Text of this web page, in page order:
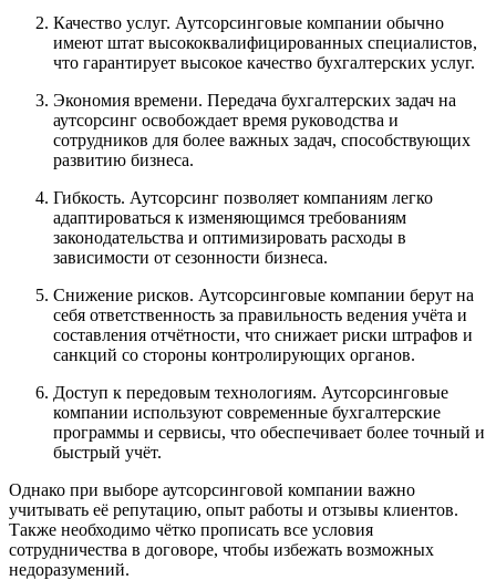
Качество услуг. Аутсорсинговые компании обычно
имеют штат высококвалифицированных специалистов,
что гарантирует высокое качество бухгалтерских услуг.
Экономия времени. Передача бухгалтерских задач на
аутсорсинг освобождает время руководства и
сотрудников для более важных задач, способствующих
развитию бизнеса.
Гибкость. Аутсорсинг позволяет компаниям легко
адаптироваться к изменяющимся требованиям
законодательства и оптимизировать расходы в
зависимости от сезонности бизнеса.
Снижение рисков. Аутсорсинговые компании берут на
себя ответственность за правильность ведения учёта и
составления отчётности, что снижает риски штрафов и
санкций со стороны контролирующих органов.
Доступ к передовым технологиям. Аутсорсинговые
компании используют современные бухгалтерские
программы и сервисы, что обеспечивает более точный и
быстрый учёт.
Однако при выборе аутсорсинговой компании важно
учитывать её репутацию, опыт работы и отзывы клиентов.
Также необходимо чётко прописать все условия
сотрудничества в договоре, чтобы избежать возможных
недоразумений.